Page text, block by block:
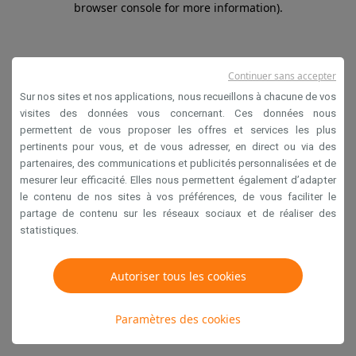
browser console for more information).
Sur nos sites et nos applications, nous recueillons à chacune de vos
visites des données vous concernant. Ces données nous
permettent de vous proposer les offres et services les plus
pertinents pour vous, et de vous adresser, en direct ou via des
partenaires, des communications et publicités personnalisées et de
mesurer leur efficacité. Elles nous permettent également d’adapter
le contenu de nos sites à vos préférences, de vous faciliter le
partage de contenu sur les réseaux sociaux et de réaliser des
statistiques.
Autoriser tous les cookies
Paramètres des cookies
Continuer sans accepter